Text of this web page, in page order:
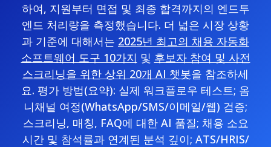
하여, 지원부터 면접 및 최종 합격까지의 엔드투
엔드 처리량을 측정했습니다. 더 넓은 시장 상황
과 기준에 대해서는 2025년 최고의 채용 자동화
소프트웨어 도구 10가지 및 후보자 참여 및 사전
스크리닝을 위한 상위 20개 AI 챗봇을 참조하세
요. 평가 방법(요약): 실제 워크플로우 테스트; 옴
니채널 여정(WhatsApp/SMS/이메일/웹) 검증;
스크리닝, 매칭, FAQ에 대한 AI 품질; 채용 소요
시간 및 참석률과 연계된 분석 깊이; ATS/HRIS/